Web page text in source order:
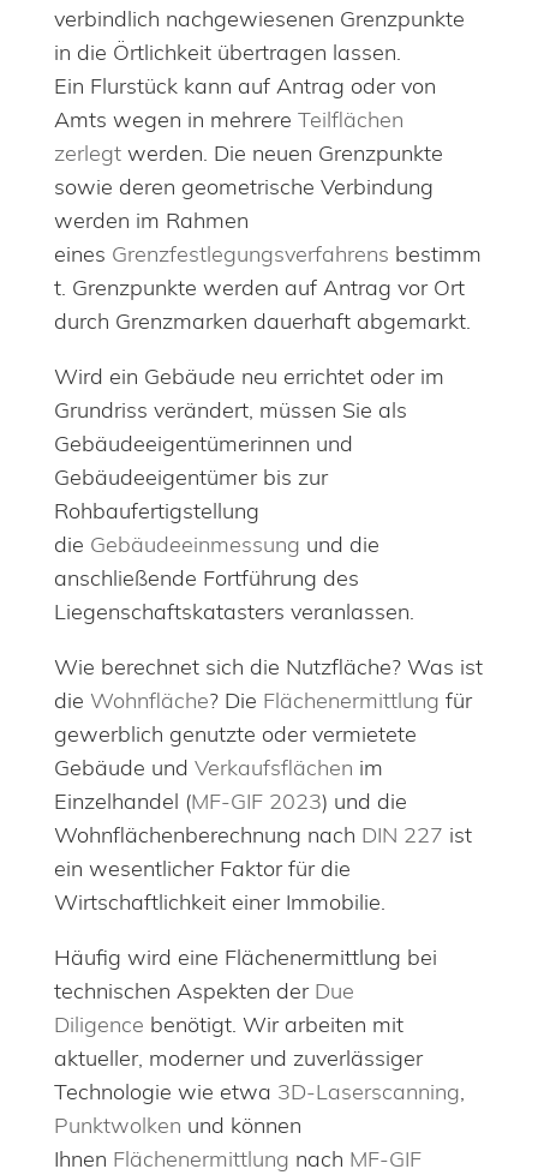
verbindlich nachgewiesenen Grenzpunkte
in die Örtlichkeit übertragen lassen.
Ein Flurstück kann auf Antrag oder von
Amts wegen in mehrere Teilflächen
zerlegtwerden. Die neuen Grenzpunkte
sowie deren geometrische Verbindung
werden im Rahmen
eines Grenzfestlegungsverfahrens bestimm
t. Grenzpunkte werden auf Antrag vor Ort
durch Grenzmarken dauerhaft abgemarkt.
Wird ein Gebäude neu errichtet oder im
Grundriss verändert, müssen Sie als
Gebäudeeigentümerinnen und
Gebäudeeigentümer bis zur
Rohbaufertigstellung
die Gebäudeeinmessung und die
anschließende Fortführung des
Liegenschaftskatasters veranlassen.
Wie berechnet sich die Nutzfläche? Was ist
die Wohnfläche? Die Flächenermittlung für
gewerblich genutzte oder vermietete
Gebäude und Verkaufsflächen im
Einzelhandel (MF-GIF 2023) und die
Wohnflächenberechnung nach DIN 227 ist
ein wesentlicher Faktor für die
Wirtschaftlichkeit einer Immobilie.
Häufig wird eine Flächenermittlung bei
technischen Aspekten der Due
Diligence benötigt. Wir arbeiten mit
aktueller, moderner und zuverlässiger
Technologie wie etwa 3D-Laserscanning,
Punktwolken und können
Ihnen Flächenermittlung nach MF-GIF